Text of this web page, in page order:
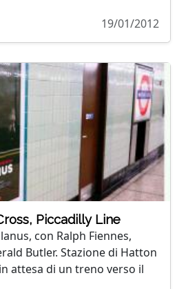
19/01/2012
Piccadilly Line
con Ralph Fiennes,
Butler. Stazione di Hatton
attesa di un treno verso il